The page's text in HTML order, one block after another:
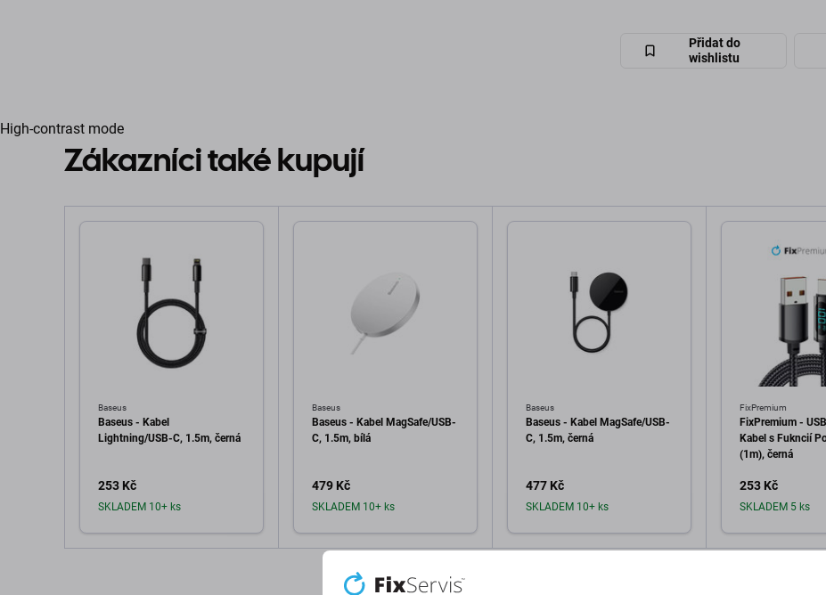
Přidat do
wishlistu
High-contrast mode
Zákazníci také kupují
Baseus
Baseus - Kabel
Lightning/USB-C, 1.5m, černá
253 Kč
SKLADEM 10+ ks
Přidat do košíku
Baseus
Baseus - Kabel MagSafe/USB-
C, 1.5m, bílá
479 Kč
SKLADEM 10+ ks
Baseus
Baseus - Kabel MagSafe/USB-
C, 1.5m, černá
477 Kč
SKLADEM 10+ ks
FixPremium
FixPremium -
Kabel s Fukncií
(1m), černá
253 Kč
SKLADEM 5 ks